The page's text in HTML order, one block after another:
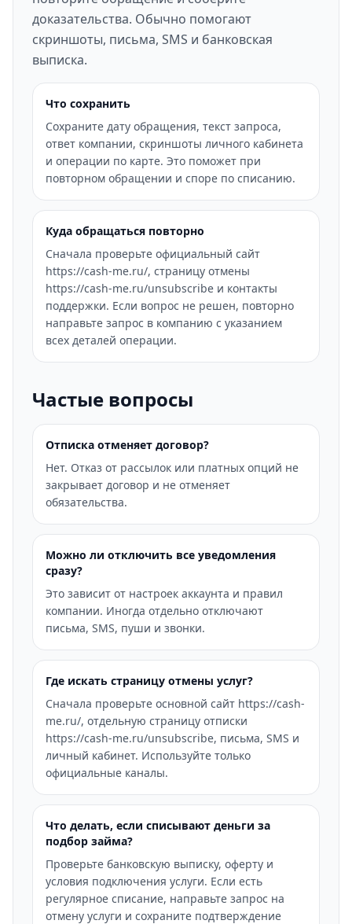
доказательства. Обычно помогают
скриншоты, письма, SMS и банковская
выписка.
Что сохранить
Сохраните дату обращения, текст запроса,
ответ компании, скриншоты личного кабинета
и операции по карте. Это поможет при
повторном обращении и споре по списанию.
Куда обращаться повторно
Сначала проверьте официальный сайт
https://cash-me.ru/, страницу отмены
https://cash-me.ru/unsubscribe и контакты
поддержки. Если вопрос не решен, повторно
направьте запрос в компанию с указанием
всех деталей операции.
Частые вопросы
Отписка отменяет договор?
Нет. Отказ от рассылок или платных опций не
закрывает договор и не отменяет
обязательства.
Можно ли отключить все уведомления
сразу?
Это зависит от настроек аккаунта и правил
компании. Иногда отдельно отключают
письма, SMS, пуши и звонки.
Где искать страницу отмены услуг?
Сначала проверьте основной сайт https://cash-
me.ru/, отдельную страницу отписки
https://cash-me.ru/unsubscribe, письма, SMS и
личный кабинет. Используйте только
официальные каналы.
Что делать, если списывают деньги за
подбор займа?
Проверьте банковскую выписку, оферту и
условия подключения услуги. Если есть
регулярное списание, направьте запрос на
отмену услуги и сохраните подтверждение